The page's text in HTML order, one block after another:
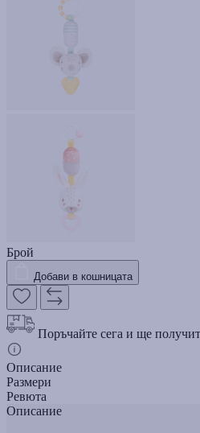
Брой
Добави в кошницата
Поръчайте сега и ще
Описание
Размери
Ревюта
Описание